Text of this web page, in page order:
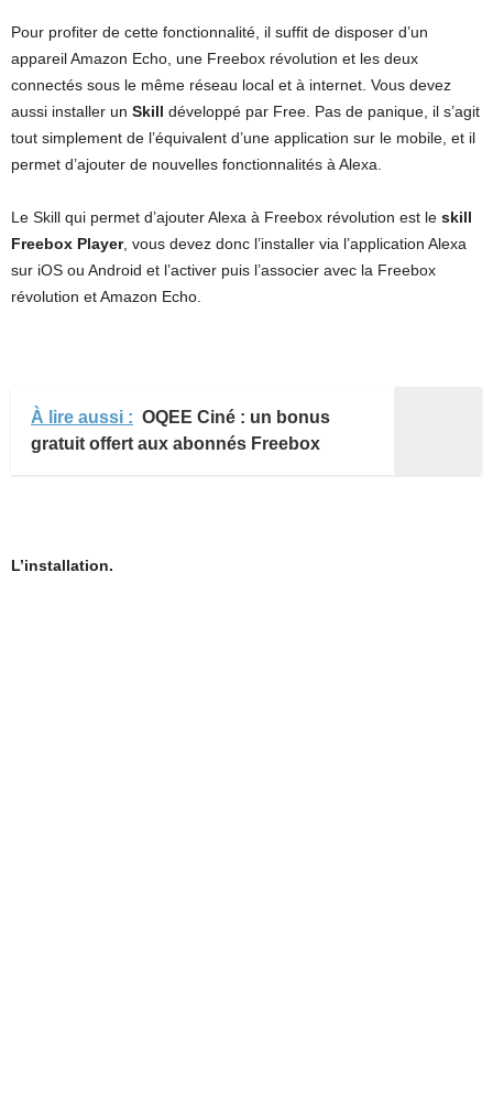
Pour profiter de cette fonctionnalité, il suffit de disposer d’un
appareil Amazon Echo, une Freebox révolution et les deux
connectés sous le même réseau local et à internet. Vous devez
aussi installer un Skill développé par Free. Pas de panique, il s’agit
tout simplement de l’équivalent d’une application sur le mobile, et il
permet d’ajouter de nouvelles fonctionnalités à Alexa.
Le Skill qui permet d’ajouter Alexa à Freebox révolution est le skill
Freebox Player, vous devez donc l’installer via l’application Alexa
sur iOS ou Android et l’activer puis l’associer avec la Freebox
révolution et Amazon Echo.
À lire aussi : OQEE Ciné : un bonus
gratuit offert aux abonnés Freebox
L’installation.